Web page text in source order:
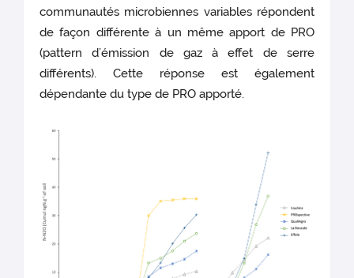
communautés microbiennes variables répondent
de façon différente à un même apport de PRO
(pattern d’émission de gaz à effet de serre
différents). Cette réponse est également
dépendante du type de PRO apporté.